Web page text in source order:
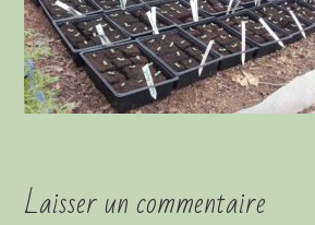
Laisser un commentaire